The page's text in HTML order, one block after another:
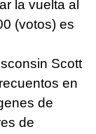
la vuelta al
(votos) es
Scott
en
de
de